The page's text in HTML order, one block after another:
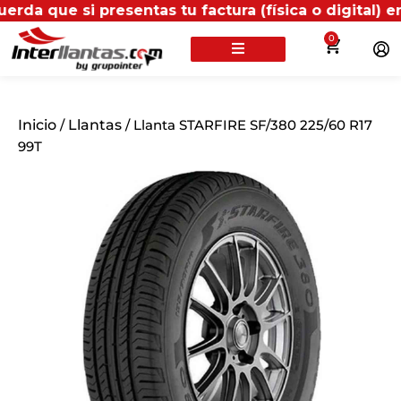
si presentas tu factura (física o digital) en uno
0
Inicio / Llantas / Llanta STARFIRE SF/380 225/60 R17
99T